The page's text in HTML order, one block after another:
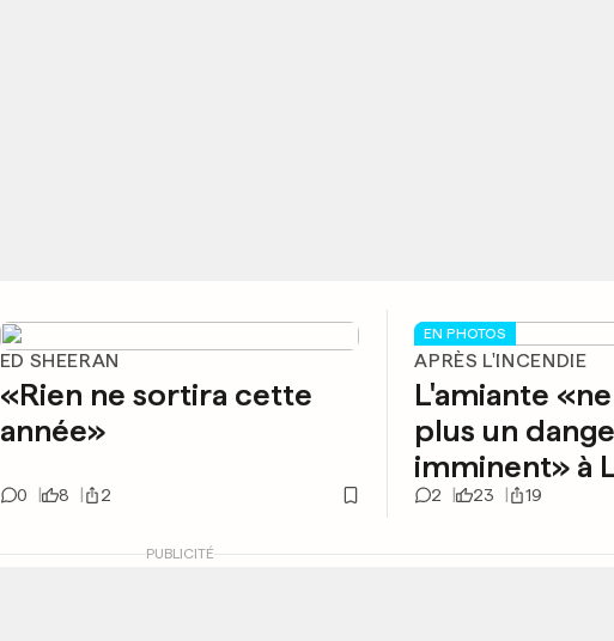
ED SHEERAN
«Rien ne sortira cette
année»
0 8 2
EN PHOTOS
APRÈS L'INCENDIE
L'amiante
plus un
imminent» à
2 23 19
PUBLICITÉ